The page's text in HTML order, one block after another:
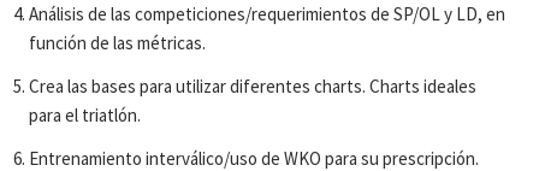
Análisis de las competiciones/requerimientos de SP/OL y LD, en
función de las métricas.
Crea las bases para utilizar diferentes charts. Charts ideales
para el triatlón.
Entrenamiento interválico/uso de WKO para su prescripción.